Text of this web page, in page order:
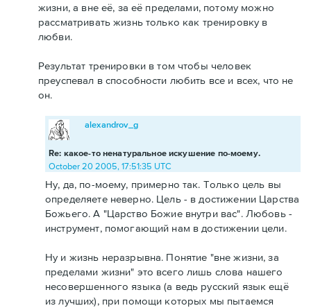
жизни, а вне её, за её пределами, потому можно
рассматривать жизнь только как тренировку в
любви.
Результат тренировки в том чтобы человек
преуспевал в способности любить все и всех, что не
он.
Re: какое-то ненатуральное искушение по-моему.
alexandrov_g
October 20 2005, 17:51:35 UTC
Ну, да, по-моему, примерно так. Только цель вы
определяете неверно. Цель - в достижении Царства
Божьего. А "Царство Божие внутри вас". Любовь -
инструмент, помогающий нам в достижении цели.
Ну и жизнь неразрывна. Понятие "вне жизни, за
пределами жизни" это всего лишь слова нашего
несовершенного языка (а ведь русский язык ещё
из лучших), при помощи которых мы пытаемся